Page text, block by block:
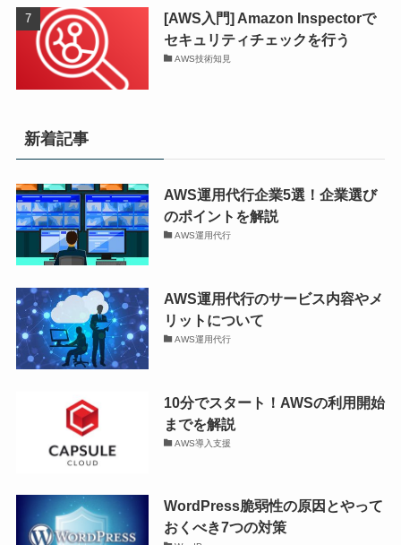
[AWS入門] Amazon Inspectorで
セキュリティチェックを行う
AWS技術知見
新着記事
AWS運用代行企業5選！企業選び
のポイントを解説
AWS運用代行
AWS運用代行のサービス内容やメ
リットについて
AWS運用代行
10分でスタート！AWSの利用開始
までを解説
AWS導入支援
WordPress脆弱性の原因とやって
おくべき7つの対策